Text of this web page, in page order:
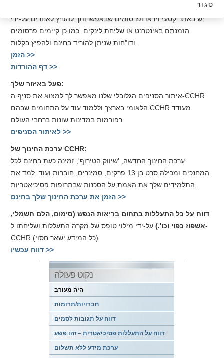
יש באתר קטעי וידאו ופרסומים שבאפשרותך להפיץ לאחרים על-ידי
הזמנתם באינטרנט או שליחת לינקים. כמו כן קיימים פרסומים
הזמן >>
דף ההורדות >>
פעל באיזור שלך:
איתור הסניפים הגלובלי שלנו מאפשר לך למצוא את סניף ה-CCHR
הלאומי בארצך וללמוד עוד על התחומים שבהם CCHR מעודד
לאיתור הסניפים >>
ערכת החינוך של CCHR:
ערכת החינוך החדשה, 'שיווק הטירוף', זמינה כעת בחינם לכל
המחנכים ומכילה סרט בן 13 פרקים, סמינרים, חוברות ועוד. למד את
הזמן את ערכת החינוך שלך בחינם >>
דווח על כל התעללות בתחום בריאות הנפש (סימום, הלם חשמלי,
אשפוז כפוי וכו'.)על-ידי מילוי טופס של מקרה התעללות ושליחתו ל-
CCHR (כל המידע ישאר חסוי).
דווח עכשיו >>
נקוט פעולה
היה מעורב
חברויות/תרומות
דווח על תגובות לסמים
דווח על התעללות פסיכיאטרית – זהו פשע
ערכת מידע ללא תשלום
סגור